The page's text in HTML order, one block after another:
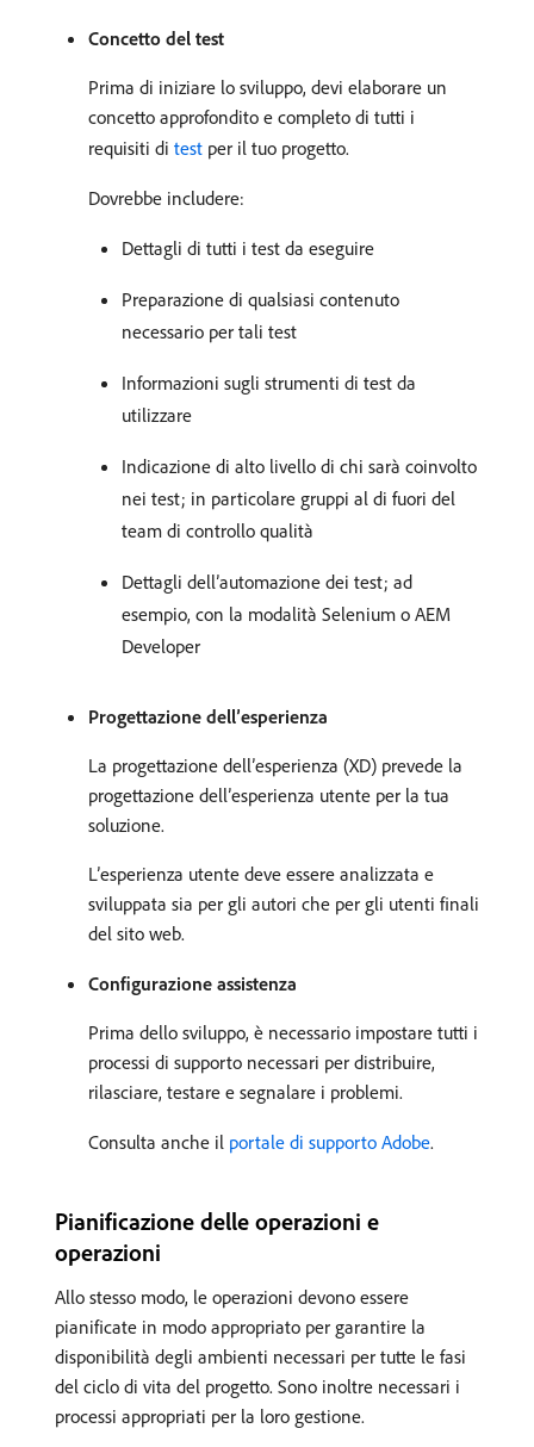
Concetto del test
Prima di iniziare lo sviluppo, devi elaborare un
concetto approfondito e completo di tutti i
requisiti di test per il tuo progetto.
Dovrebbe includere:
Dettagli di tutti i test da eseguire
Preparazione di qualsiasi contenuto
necessario per tali test
Informazioni sugli strumenti di test da
utilizzare
Indicazione di alto livello di chi sarà coinvolto
nei test; in particolare gruppi al di fuori del
team di controllo qualità
Dettagli dell’automazione dei test; ad
esempio, con la modalità Selenium o AEM
Developer
Progettazione dell’esperienza
La progettazione dell’esperienza (XD) prevede la
progettazione dell’esperienza utente per la tua
soluzione.
L’esperienza utente deve essere analizzata e
sviluppata sia per gli autori che per gli utenti finali
del sito web.
Configurazione assistenza
Prima dello sviluppo, è necessario impostare tutti i
processi di supporto necessari per distribuire,
rilasciare, testare e segnalare i problemi.
Consulta anche il portale di supporto Adobe.
Pianificazione delle operazioni e
operazioni
Allo stesso modo, le operazioni devono essere
pianificate in modo appropriato per garantire la
disponibilità degli ambienti necessari per tutte le fasi
del ciclo di vita del progetto. Sono inoltre necessari i
processi appropriati per la loro gestione.